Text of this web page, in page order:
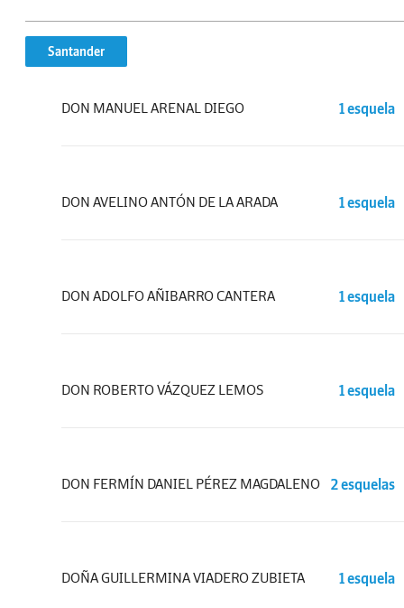
Santander
DON MANUEL ARENAL DIEGO 1 esquela
DON AVELINO ANTÓN DE LA ARADA 1 esquela
DON ADOLFO AÑIBARRO CANTERA 1 esquela
DON ROBERTO VÁZQUEZ LEMOS 1 esquela
DON FERMÍN DANIEL PÉREZ MAGDALENO 2 esquelas
DOÑA GUILLERMINA VIADERO ZUBIETA 1 esquela